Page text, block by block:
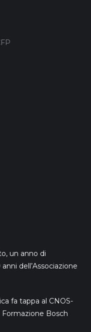
un anno di
dell’Associazione
fa tappa al CNOS-
Formazione Bosch